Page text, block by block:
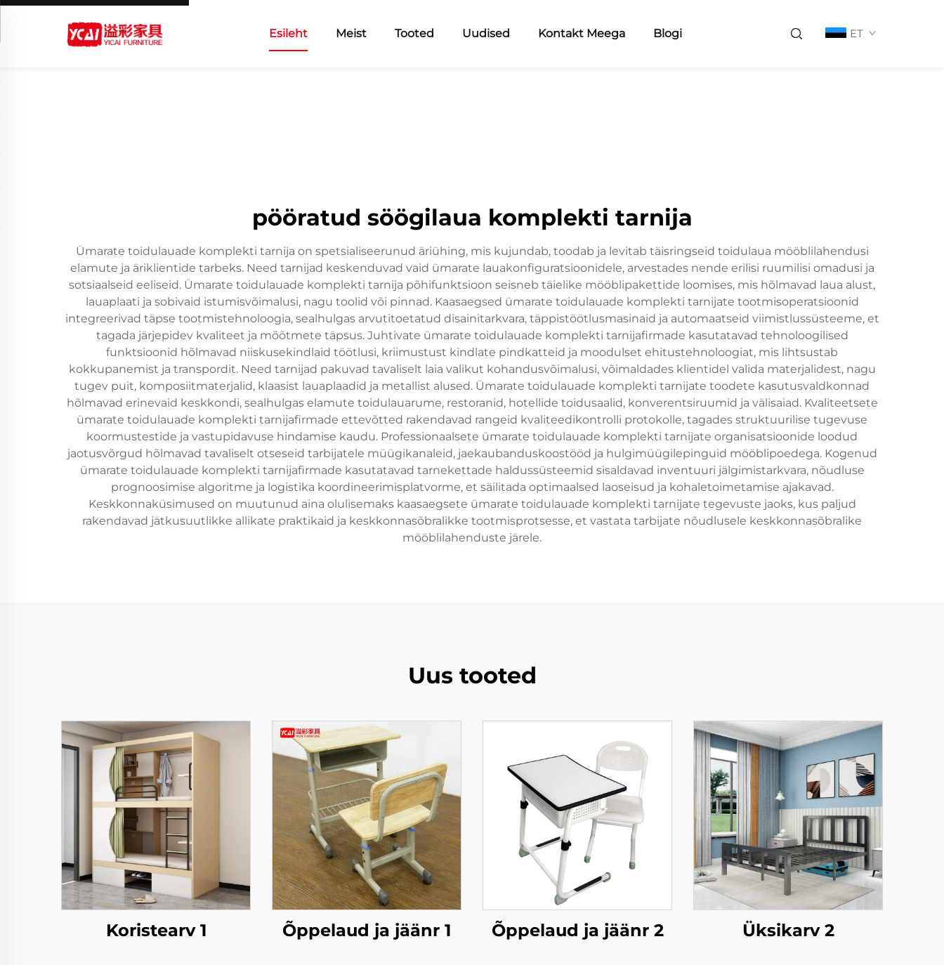
Esileht Meist Tooted Uudised Kontakt Meega Blogi ET
pööratud söögilaua komplekti tarnija
Ümarate toidulauade komplekti tarnija on spetsialiseerunud äriühing, mis kujundab, toodab ja levitab täisringseid toidulaua mööblilahendusi
elamute ja äriklientide tarbeks. Need tarnijad keskenduvad vaid ümarate lauakonfiguratsioonidele, arvestades nende erilisi ruumilisi omadusi ja
sotsiaalseid eeliseid. Ümarate toidulauade komplekti tarnija põhifunktsioon seisneb täielike mööblipakettide loomises, mis hõlmavad laua alust,
lauaplaati ja sobivaid istumisvõimalusi, nagu toolid või pinnad. Kaasaegsed ümarate toidulauade komplekti tarnijate tootmisoperatsioonid
integreerivad täpse tootmistehnoloogia, sealhulgas arvutitoetatud disainitarkvara, täppistöötlusmasinaid ja automaatseid viimistlussüsteeme, et
tagada järjepidev kvaliteet ja mõõtmete täpsus. Juhtivate ümarate toidulauade komplekti tarnijafirmade kasutatavad tehnoloogilised
funktsioonid hõlmavad niiskusekindlaid töötlusi, kriimustust kindlate pindkatteid ja moodulset ehitustehnoloogiat, mis lihtsustab
kokkupanemist ja transpordit. Need tarnijad pakuvad tavaliselt laia valikut kohandusvõimalusi, võimaldades klientidel valida materjalidest, nagu
tugev puit, komposiitmaterjalid, klaasist lauaplaadid ja metallist alused. Ümarate toidulauade komplekti tarnijate toodete kasutusvaldkonnad
hõlmavad erinevaid keskkondi, sealhulgas elamute toidulauarume, restoranid, hotellide toidusaalid, konverentsiruumid ja välisaiad. Kvaliteetsete
ümarate toidulauade komplekti tarnijafirmade ettevõtted rakendavad rangeid kvaliteedikontrolli protokolle, tagades struktuurilise tugevuse
koormustestide ja vastupidavuse hindamise kaudu. Professionaalsete ümarate toidulauade komplekti tarnijate organisatsioonide loodud
jaotusvõrgud hõlmavad tavaliselt otseseid tarbijatele müügikanaleid, jaekaubanduskoostööd ja hulgimüügilepinguid mööblipoedega. Kogenud
ümarate toidulauade komplekti tarnijafirmade kasutatavad tarnekettade haldussüsteemid sisaldavad inventuuri jälgimistarkvara, nõudluse
prognoosimise algoritme ja logistika koordineerimisplatvorme, et säilitada optimaalsed laoseisud ja kohaletoimetamise ajakavad.
Keskkonnaküsimused on muutunud aina olulisemaks kaasaegsete ümarate toidulauade komplekti tarnijate tegevuste jaoks, kus paljud
rakendavad jätkusuutlikke allikate praktikaid ja keskkonnasõbralikke tootmisprotsesse, et vastata tarbijate nõudlusele keskkonnasõbralike
mööblilahenduste järele.
Uus tooted
Koristearv 1 Õppelaud ja jäänr 1 Õppelaud ja jäänr 2 Üksikarv 2